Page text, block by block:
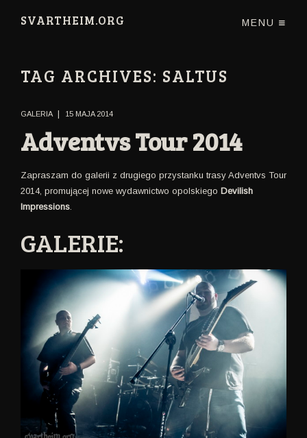
SVARTHEIM.ORG MENU
TAG ARCHIVES: SALTUS
GALERIA | 15 MAJA 2014
Adventvs Tour 2014
Zapraszam do galerii z drugiego przystanku trasy Adventvs Tour
2014, promującej nowe wydawnictwo opolskiego Devilish
Impressions
GALERIE: